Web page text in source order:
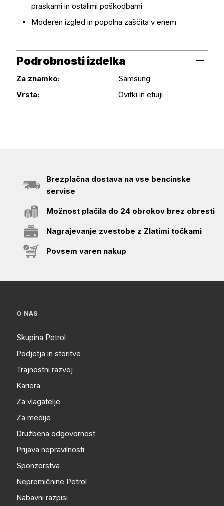
praskami in ostalimi poškodbami
Moderen izgled in popolna zaščita v enem
Podrobnosti izdelka
Za znamko:
Samsung
Vrsta:
Ovitki in etuiji
Brezplačna dostava na vse bencinske
servise
Možnost plačila do 24 obrokov brez obresti
Nagrajevanje zvestobe z Zlatimi točkami
Povsem varen nakup
O NAS
Skupina Petrol
Podjetja in storitve
Trajnostni razvoj
Kariera
Za vlagatelje
Za medije
Družbena odgovornost
Prijava nepravilnosti
Sponzorstva
Nepremičnine Petrol
Nabavni razpisi